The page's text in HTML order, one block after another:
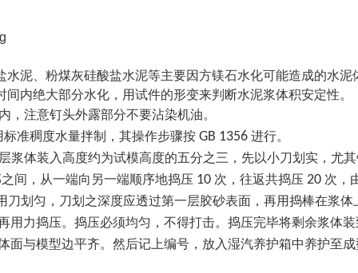
泥、粉煤灰硅酸盐水泥等主要因方镁石水化可能造成的水泥
内绝大部分水化，用试件的形变来判断水泥浆体积安定性。
注意钉头外露部分不要沾染机油。
标准稠度水量拌制，其操作步骤按 GB 1356 进行。
体装入高度约为试模高度的五分之三，先以小刀划实，尤
间，从一端向另一端顺序地捣压 10 次，往返共捣压 20 次，
划匀，刀划之深度应透过第一层胶砂表面，再用捣棒在浆体
用力捣压。捣压必须均匀，不得打击。捣压完毕将剩余浆体
面与模型边平齐。然后记上编号，放入湿汽养护箱中养护至